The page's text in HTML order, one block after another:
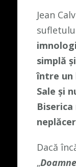
Jean
simplă
între un
Sale și
Dacă
„